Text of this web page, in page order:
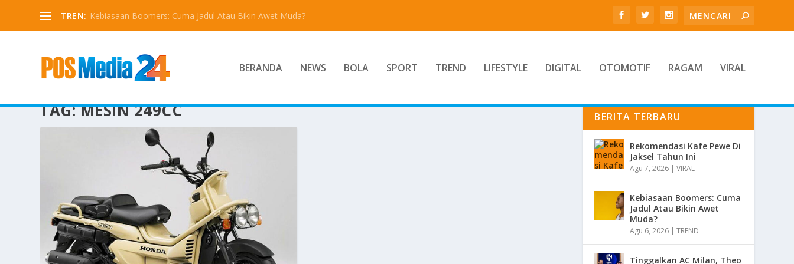
TREN: Kebiasaan Boomers: Cuma Jadul Atau Bikin Awet Muda?
BERANDA NEWS BOLA SPORT TREND LIFESTYLE DIGITAL OTOMOTIF RAGAM VIRAL
TAG:MESIN 249CC BERITA TERBARU
Rekomendasi Kafe Pewe Di
Jaksel Tahun Ini
Agu 7, 2026 |VIRAL
Kebiasaan Boomers: Cuma
Jadul Atau Bikin Awet
Muda?
Agu 6, 2026 |TREND
Tinggalkan AC Milan, Theo